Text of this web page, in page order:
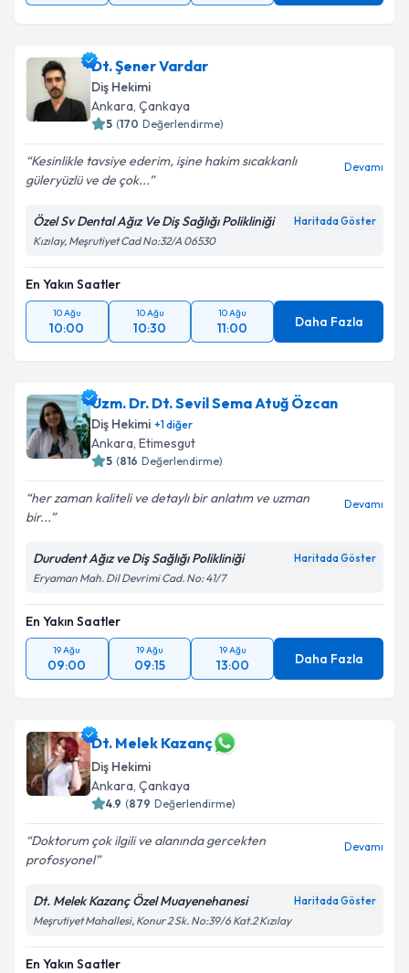
Dt. Şener Vardar
Diş Hekimi
Ankara, Çankaya
5 (170 Değerlendirme)
Kesinlikle tavsiye ederim, işine hakim sıcakkanlı
güleryüzlü ve de çok...
Devamı
Özel Sv Dental Ağız Ve Diş Sağlığı Polikliniği Haritada Göster
Kızılay, Meşrutiyet Cad No:32/A 06530
En Yakın Saatler
10 Ağu
10:00
10 Ağu
10:30
10 Ağu
11:00 Daha Fazla
Uzm. Dr. Dt. Sevil Sema Atuğ Özcan
Diş Hekimi +1diğer
Ankara, Etimesgut
5 (816 Değerlendirme)
her zaman kaliteli ve detaylı bir anlatım ve uzman
bir...
Devamı
Durudent Ağız ve Diş Sağlığı Polikliniği Haritada Göster
Eryaman Mah. Dil Devrimi Cad. No: 41/7
En Yakın Saatler
19 Ağu
09:00
19 Ağu
09:15
19 Ağu
13:00 Daha Fazla
Dt. Melek Kazanç
Diş Hekimi
Ankara, Çankaya
4.9 (879 Değerlendirme)
Doktorum çok ilgili ve alanında gercekten
profosyonel
Devamı
Dt. Melek Kazanç Özel Muayenehanesi Haritada Göster
Meşrutiyet Mahallesi, Konur 2 Sk. No:39/6 Kat.2 Kızılay
En Yakın Saatler